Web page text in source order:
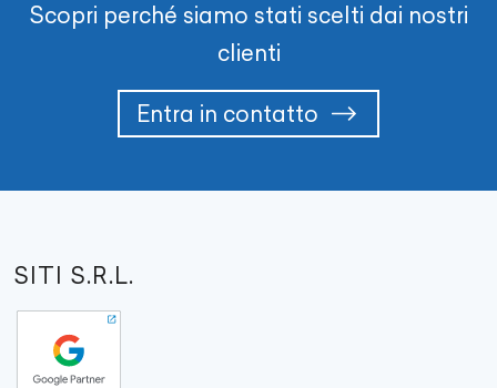
Scopri perché siamo stati scelti dai nostri
clienti
Entra in contatto
SITI S.R.L.